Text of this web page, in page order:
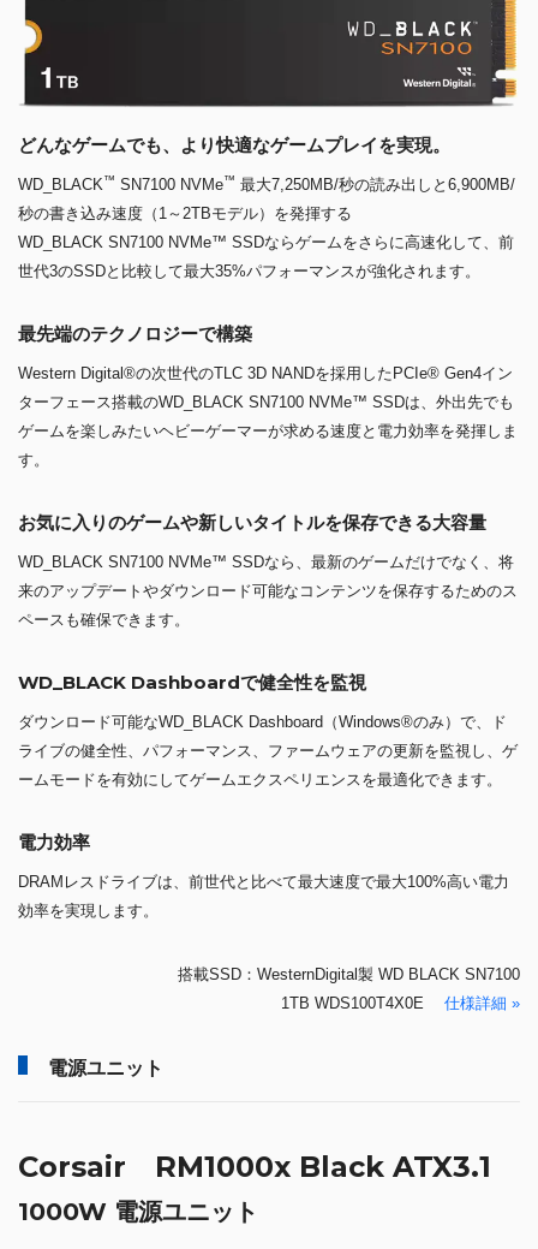
どんなゲームでも、より快適なゲームプレイを実現。
WD_BLACK™ SN7100 NVMe™ 最大7,250MB/秒の読み出しと6,900MB/
秒の書き込み速度（1～2TBモデル）を発揮する
WD_BLACK SN7100 NVMe™ SSDならゲームをさらに高速化して、前
世代3のSSDと比較して最大35%パフォーマンスが強化されます。
最先端のテクノロジーで構築
Western Digital®の次世代のTLC 3D NANDを採用したPCIe® Gen4イン
ターフェース搭載のWD_BLACK SN7100 NVMe™ SSDは、外出先でも
ゲームを楽しみたいヘビーゲーマーが求める速度と電力効率を発揮しま
す。
お気に入りのゲームや新しいタイトルを保存できる大容量
WD_BLACK SN7100 NVMe™ SSDなら、最新のゲームだけでなく、将
来のアップデートやダウンロード可能なコンテンツを保存するためのス
ペースも確保できます。
WD_BLACK Dashboardで健全性を監視
ダウンロード可能なWD_BLACK Dashboard（Windows®のみ）で、ド
ライブの健全性、パフォーマンス、ファームウェアの更新を監視し、ゲ
ームモードを有効にしてゲームエクスペリエンスを最適化できます。
電力効率
DRAMレスドライブは、前世代と比べて最大速度で最大100%高い電力
効率を実現します。
搭載SSD：WesternDigital製 WD BLACK SN7100
1TB WDS100T4X0E 仕様詳細 »
電源ユニット
Corsair RM1000x Black ATX3.1
1000W 電源ユニット